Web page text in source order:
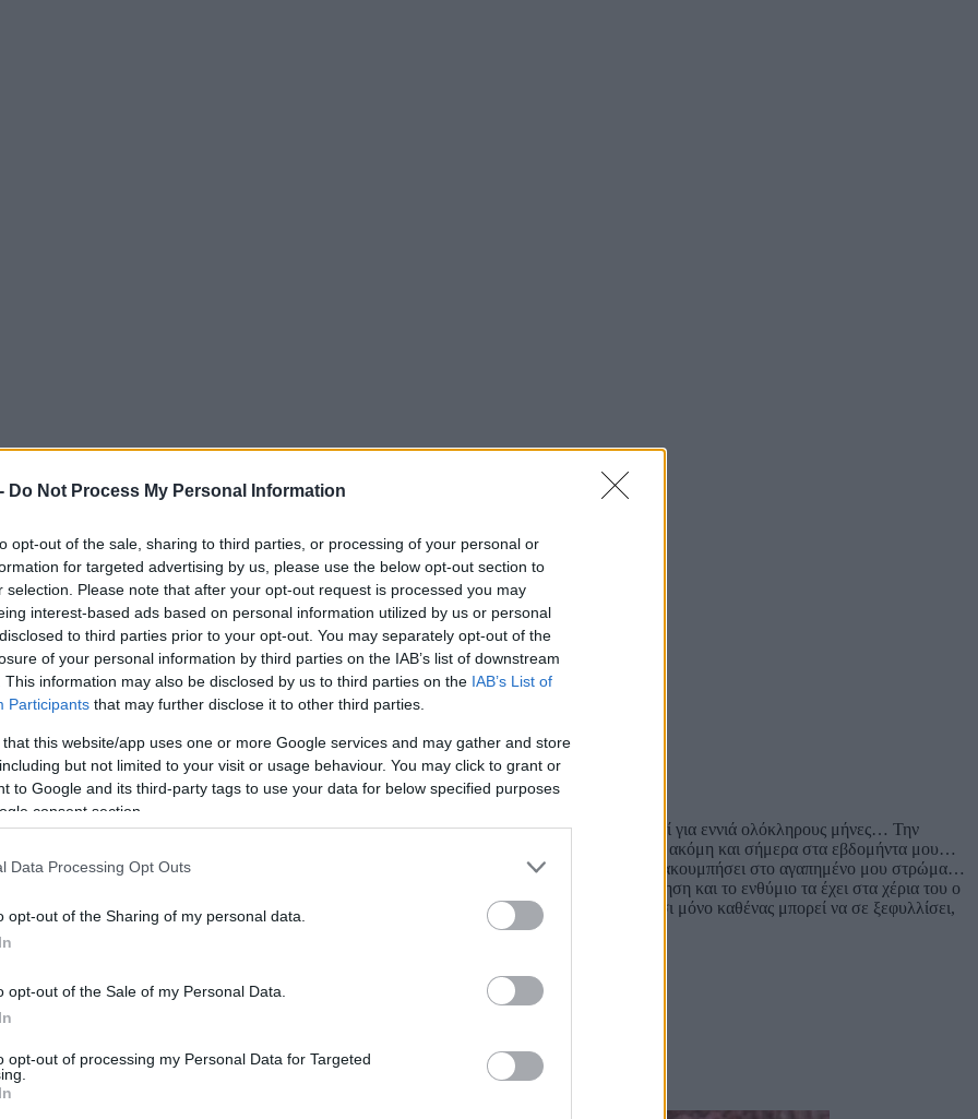
Do Not Process My Personal Information
opt-out of the sale, sharing to third parties, or processing of your personal or
for targeted advertising by us, please use the below opt-out section to
selection. Please note that after your opt-out request is processed you may
interest-based ads based on personal information utilized by us or personal
to third parties prior to your opt-out. You may separately opt-out of the
of your personal information by third parties on the IAB’s list of downstream
This information may also be disclosed by us to third parties on the IAB’s List of
Participants that may further disclose it to other third parties.
that this website/app uses one or more Google services and may gather and store
but not limited to your visit or usage behaviour. You may click to grant or
to Google and its third-party tags to use your data for below specified purposes
consent section.
Data Processing Opt Outs
opt-out of the Sharing of my personal data.
opt-out of the Sale of my Personal Data.
opt-out of processing my Personal Data for Targeted
& Κυριακή
στην κοιλιακή χώρα της Τζοβάνας Γαβαλά που με κράτησε με την καλύτερη φροντίδα εκεί για εννιά ολόκληρους μήνες… Την
και να αγκαλιάζω… Με θήλασε επί δυόμισι χρόνια και αυτό αποτελεί για εμένα εφόδιο ακόμη και σήμερα στα εβδομήντα μου…
μπαταρίες και γκάζι… Παραδόθηκα στην αγκαλιά του Μορφέα μόνο αφού πρώτα είχα ακουμπήσει στο αγαπημένο μου στρώμα…
να με «φιλοξενεί». Πέθανα μόνο από τα γέλια και έζησα για να ζω το σήμερα… Την ανάμνηση και το ενθύμιο τα έχει στα χέρια του ο
Θα γίνω βιβλίο γιατί έτσι μόνο μια ζωή μπορεί να στριμωχτεί σε ένα ράφι, γιατί έτσι μόνο καθένας μπορεί να σε ξεφυλλίσει,
μπορεί να σε κάνει ευρύτερα γνωστό… Καλή ανάγνωση. Λάκης Γαβαλάς
1 μήνα κάτω από το κρεβάτι της